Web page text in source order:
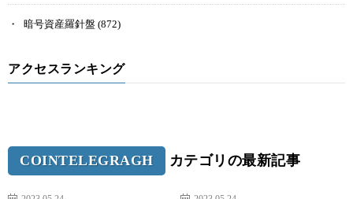
暗号資産羅針盤 (872)
アクセスランキング
COINTELEGRAGH カテゴリの最新記事